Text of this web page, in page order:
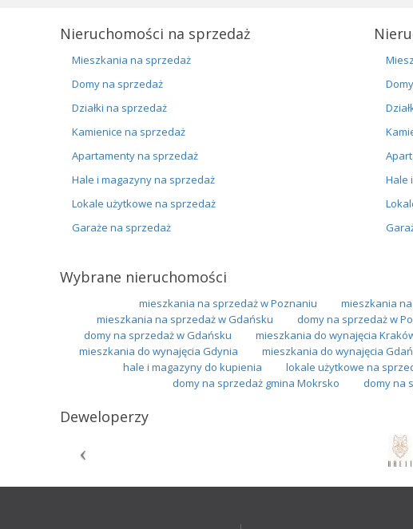
Nieruchomości na sprzedaż
Mieszkania na sprzedaż
Domy na sprzedaż
Działki na sprzedaż
Kamienice na sprzedaż
Apartamenty na sprzedaż
Hale i magazyny na sprzedaż
Lokale użytkowe na sprzedaż
Garaże na sprzedaż
Hale
Wybrane nieruchomości
mieszkania na sprzedaż w Poznaniu mieszkania
mieszkania na sprzedaż w Gdańsku
domy na sprzedaż w
domy na sprzedaż w Gdańsku
mieszkania do wynajęcia
mieszkania do wynajęcia Gdynia
mieszkania do wynajęcia
hale i magazyny do kupienia
lokale użytkowe na
domy na sprzedaż gmina Mokrsko
domy na
Deweloperzy